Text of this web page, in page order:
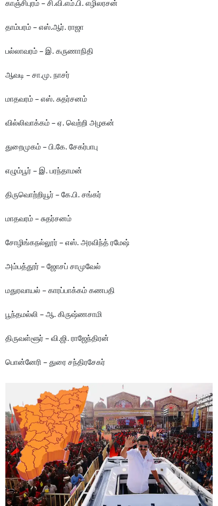
காஞ்சிபுரம் – சி.வி.எம்.பி. எழிலரசன்
தாம்பரம் – எஸ்.ஆர். ராஜா
பல்லாவரம் – இ. கருணாநிதி
ஆவடி – சா.மு. நாசர்
மாதவரம் – எஸ். சுதர்சனம்
வில்லிவாக்கம் – ஏ. வெற்றி அழகன்
துறைமுகம் – பி.கே. சேகர்பாபு
எழும்பூர் – இ. பரந்தாமன்
திருவொற்றியூர் – கே.பி. சங்கர்
மாதவரம் – சுதர்சனம்
சோழிங்கநல்லூர் – எஸ். அரவிந்த் ரமேஷ்
அம்பத்தூர் – ஜோசப் சாமுவேல்
மதுரவாயல் – காரப்பாக்கம் கணபதி
பூந்தமல்லி – ஆ. கிருஷ்ணசாமி
திருவள்ளூர் – வி.ஜி. ராஜேந்திரன்
பொன்னேரி – துரை சந்திரசேகர்